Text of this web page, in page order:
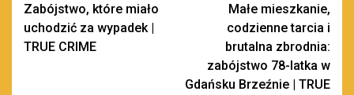
wpisy
Zabójstwo, które miało
uchodzić za wypadek |
TRUE CRIME
Małe mieszkanie,
codzienne tarcia i
brutalna zbrodnia:
zabójstwo 78-latka w
Gdańsku Brzeźnie | TRUE